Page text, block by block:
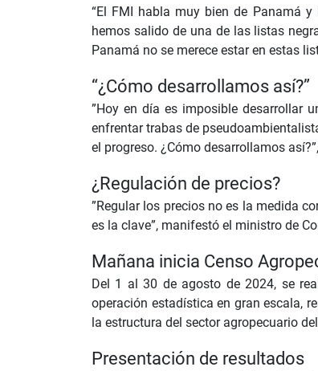
“El FMI habla muy bien de Panamá
hemos salido de una de las listas
Panamá no se merece estar en estas
“¿Cómo desarrollamos así?”
”Hoy en día es imposible desarrollar
enfrentar trabas de
el progreso. ¿Cómo desarrollamos
¿Regulación de precios?
”Regular los precios no es la medida
es la clave”, manifestó el ministro de
Mañana inicia Censo
Del 1 al 30 de agosto de 2024, se
operación estadística en gran escala,
la estructura del sector agropecuario
Presentación de resultados